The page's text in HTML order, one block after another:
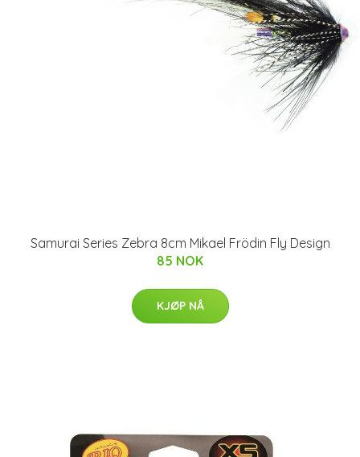
Samurai Series Zebra 8cm Mikael Frödin Fly Design
85 NOK
KJØP NÅ